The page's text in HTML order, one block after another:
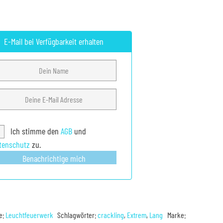
E-Mail bei Verfügbarkeit erhalten
Ich stimme den AGB und
zu.
Benachrichtige mich
Leuchtfeuerwerk Schlagwörter:crackling, Extrem, Lang Marke: